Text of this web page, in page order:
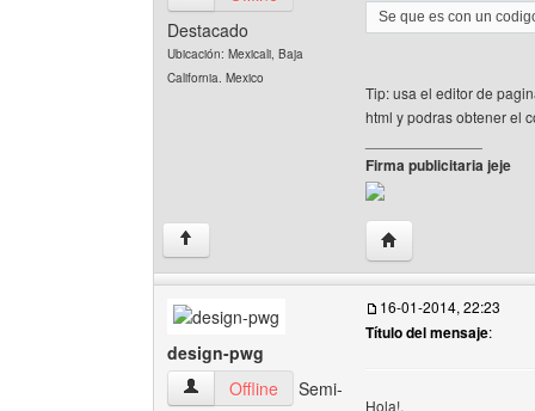
Destacado
Ubicación: Mexicali, Baja
California. Mexico
Se que es con un
Tip: usa el editor de
html y podras obtener el
Firma publicitaria jeje
↑ Visitar sitio web del
design-pwg
design-pwg Ver perfil del usuario
Offline
Semi-
16-01-2014, 22:23
Título del mensaje:
Hola!,